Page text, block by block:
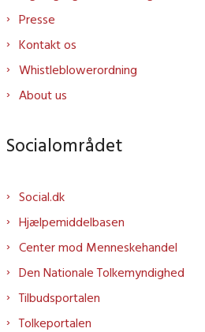
Presse
Kontakt os
Whistleblowerordning
About us
Socialområdet
Social.dk
Hjælpemiddelbasen
Center mod Menneskehandel
Den Nationale Tolkemyndighed
Tilbudsportalen
Tolkeportalen